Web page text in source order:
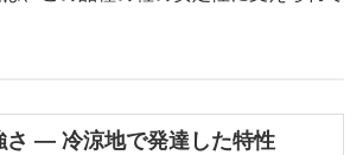
― 冷涼地で発達した特性